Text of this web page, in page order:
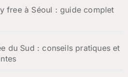
free à Séoul : guide complet
du Sud : conseils pratiques et